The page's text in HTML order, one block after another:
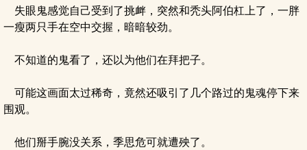
失眼鬼感觉自己受到了挑衅，突然和秃头阿伯杠上了，一胖
一瘦两只手在空中交握，暗暗较劲。
不知道的鬼看了，还以为他们在拜把子。
可能这画面太过稀奇，竟然还吸引了几个路过的鬼魂停下来
围观。
他们掰手腕没关系，季思危可就遭殃了。